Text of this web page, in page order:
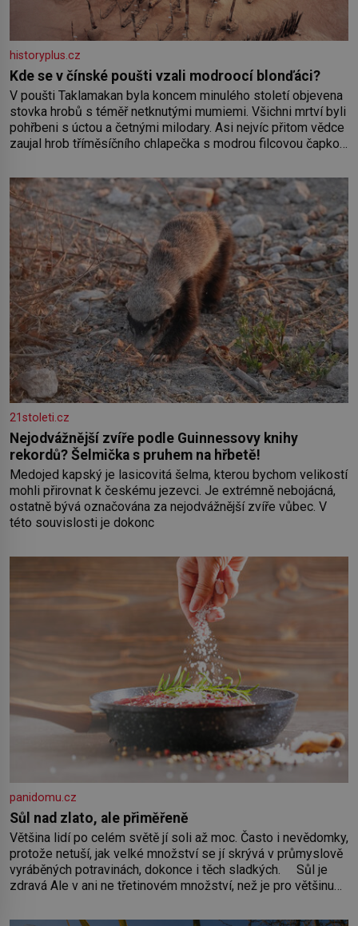
historyplus.cz
Kde se v čínské poušti vzali modroocí blonďáci?
V poušti Taklamakan byla koncem minulého století objevena
stovka hrobů s téměř netknutými mumiemi. Všichni mrtví byli
pohřbeni s úctou a četnými milodary. Asi nejvíc přitom vědce
zaujal hrob tříměsíčního chlapečka s modrou filcovou čapkou,
nesmírně dobře zachovalá, přičítají odborníci zdejším
klimatickým podmínkám. Sucho, prosolené písky a extrémně
21stoleti.cz
Nejodvážnější zvíře podle Guinnessovy knihy
rekordů? Šelmička s pruhem na hřbetě!
Medojed kapský je lasicovitá šelma, kterou bychom velikostí
mohli přirovnat k českému jezevci. Je extrémně nebojácná,
ostatně bývá označována za nejodvážnější zvíře vůbec. V
této souvislosti je dokonc
panidomu.cz
Sůl nad zlato, ale přiměřeně
Většina lidí po celém světě jí soli až moc. Často i nevědomky,
protože netuší, jak velké množství se jí skrývá v průmyslově
vyráběných potravinách, dokonce i těch sladkých. Sůl je
zdravá Ale v ani ne třetinovém množství, než je pro většinu
zásadní pro správné hospodaření